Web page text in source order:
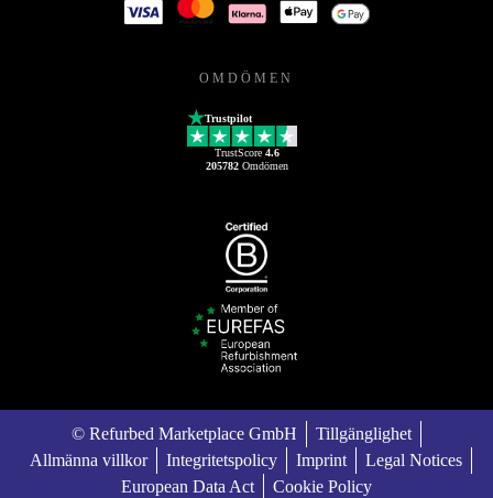
OMDÖMEN
Trustpilot
TrustScore 4.6
205782Omdömen
© Refurbed Marketplace GmbH
Tillgänglighet
Allmänna villkor
Integritetspolicy Imprint
Legal Notices
European Data Act
Cookie Policy